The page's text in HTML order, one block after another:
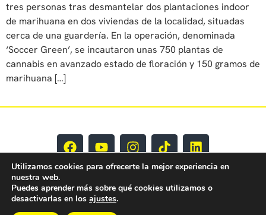
tres personas tras desmantelar dos plantaciones indoor
de marihuana en dos viviendas de la localidad, situadas
cerca de una guardería. En la operación, denominada
‘Soccer Green’, se incautaron unas 750 plantas de
cannabis en avanzado estado de floración y 150 gramos de
marihuana […]
Utilizamos cookies para ofrecerte la mejor experiencia en
nuestra web.
Puedes aprender más sobre qué cookies utilizamos o
desactivarlas en los ajustes.